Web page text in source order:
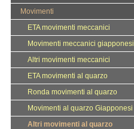
Movimenti
ETA movimenti meccanici
Movimenti meccanici giapponesi
Altri movimenti meccanici
ETA movimenti al quarzo
Ronda movimenti al quarzo
Movimenti al quarzo Giapponesi
Altri movimenti al quarzo